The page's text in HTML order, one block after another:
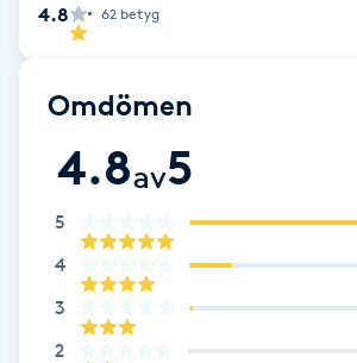
Eyeliner-tatuering
Faceliftmassage
Fet hårbotten
Fettreducering
4.8 62 betyg
Omdömen
4.8av5
5
4
3
2